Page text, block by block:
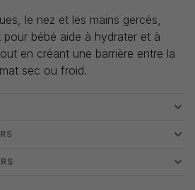
le nez et les mains gercés,
bébé aide à hydrater et à
en créant une barrière entre la
sec ou froid.